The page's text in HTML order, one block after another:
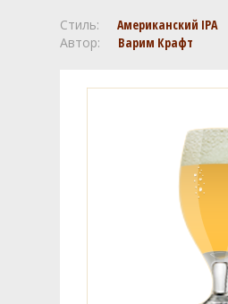
Стиль:
Американский IPA
Автор:
Варим Крафт